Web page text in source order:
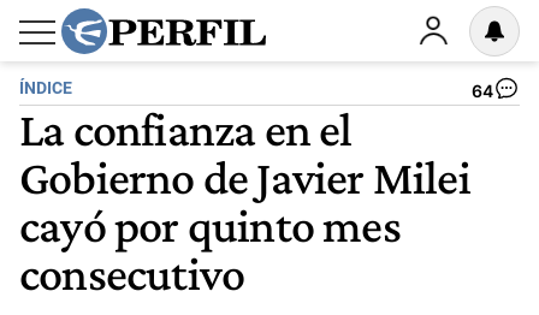
ÍNDICE 64
La confianza en el
Gobierno de Javier Milei
cayó por quinto mes
consecutivo